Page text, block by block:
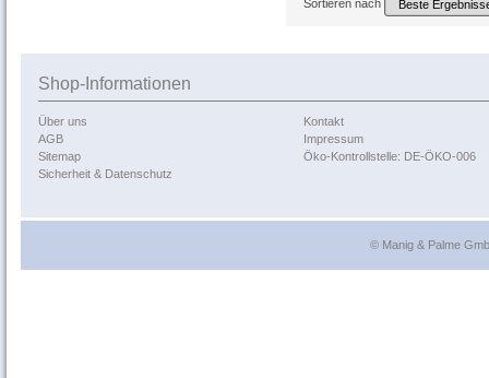
Sortieren nach
Shop-Informationen
Über uns
AGB
Sitemap
Sicherheit & Datenschutz
Kontakt
Impressum
Öko-Kontrollstelle: DE-ÖKO-006
© Manig & Palme